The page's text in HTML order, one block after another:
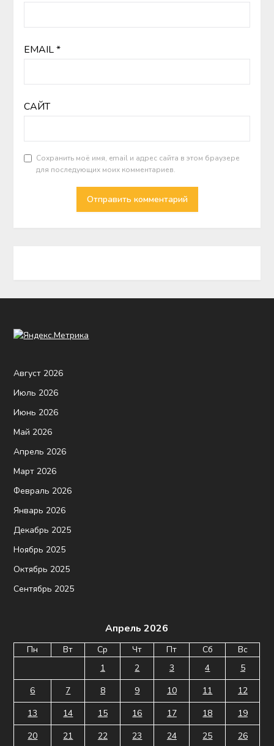
EMAIL*
САЙТ
Сохранить моё имя, email и адрес сайта в этом браузере
для последующих моих комментариев.
Август 2026
Июль 2026
Июнь 2026
Май 2026
Апрель 2026
Март 2026
Февраль 2026
Январь 2026
Декабрь 2025
Ноябрь 2025
Октябрь 2025
Сентябрь 2025
Апрель 2026
Пн Вт Ср Чт Пт Сб
Вс
1
2 3 4
5
6
7 8 9 10 11
12
13
14 15 16 17 18
19
20
21 22 23 24 25 26